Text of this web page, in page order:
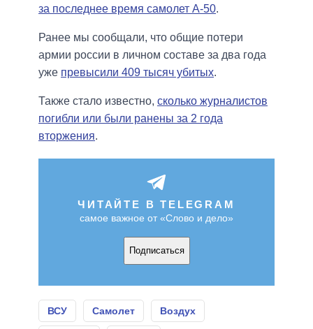
за последнее время самолет А-50.
Ранее мы сообщали, что общие потери
армии россии в личном составе за два года
уже превысили 409 тысяч убитых.
Также стало известно, сколько журналистов
погибли или были ранены за 2 года
вторжения.
ЧИТАЙТЕ В TELEGRAM
самое важное от «Слово и дело»
Подписаться
ВСУ Самолет Воздух